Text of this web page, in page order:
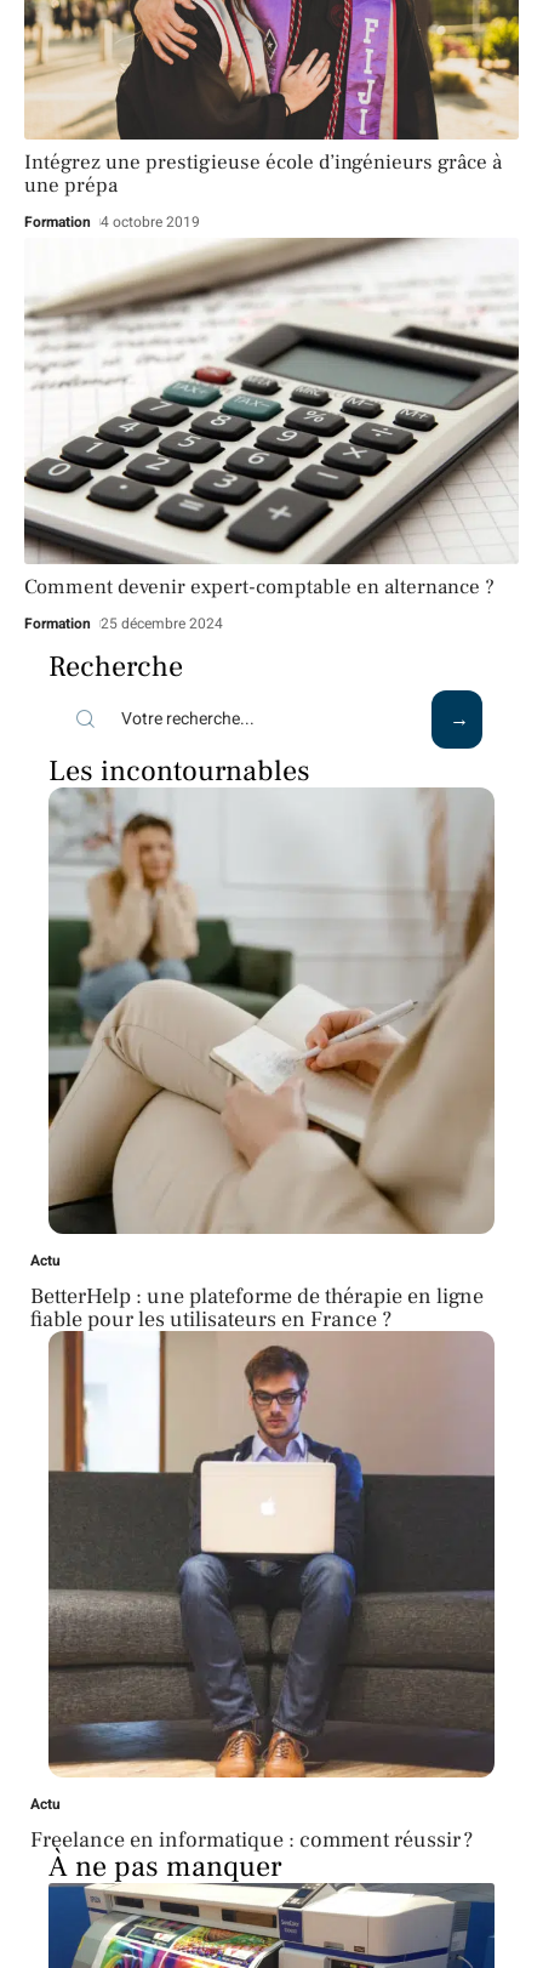
Intégrez une prestigieuse école d’ingénieurs grâce à
une prépa
Formation 4 octobre 2019
Comment devenir expert-comptable en alternance ?
Formation 25 décembre 2024
Recherche
Les incontournables
Actu
BetterHelp : une plateforme de thérapie en ligne
fiable pour les utilisateurs en France ?
Actu
Freelance en informatique : comment réussir ?
À ne pas manquer